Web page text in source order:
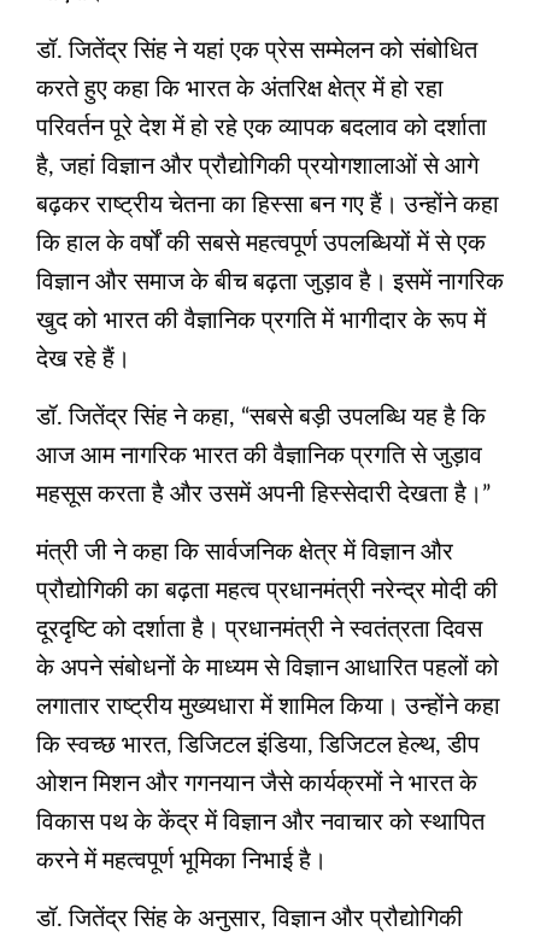
डॉ. जितेंद्र सिंह ने यहां एक प्रेस सम्‍मेलन को संबोधित
करते हुए कहा कि भारत के अंतरिक्ष क्षेत्र में हो रहा
परिवर्तन पूरे देश में हो रहे एक व्यापक बदलाव को दर्शाता
है, जहां विज्ञान और प्रौद्योगिकी प्रयोगशालाओं से आगे
बढ़कर राष्ट्रीय चेतना का हिस्सा बन गए हैं। उन्होंने कहा
कि हाल के वर्षों की सबसे महत्वपूर्ण उपलब्धियों में से एक
विज्ञान और समाज के बीच बढ़ता जुड़ाव है। इसमें नागरिक
खुद को भारत की वैज्ञानिक प्रगति में भागीदार के रूप में
देख रहे हैं।
डॉ. जितेंद्र सिंह ने कहा, “सबसे बड़ी उपलब्धि यह है कि
आज आम नागरिक भारत की वैज्ञानिक प्रगति से जुड़ाव
महसूस करता है और उसमें अपनी हिस्सेदारी देखता है।”
मंत्री जी ने कहा कि सार्वजनिक क्षेत्र में विज्ञान और
प्रौद्योगिकी का बढ़ता महत्व प्रधानमंत्री नरेन्‍द्र मोदी की
दूरदृष्टि को दर्शाता है। प्रधानमंत्री ने स्वतंत्रता दिवस
के अपने संबोधनों के माध्यम से विज्ञान आधारित पहलों को
लगातार राष्ट्रीय मुख्यधारा में शामिल किया। उन्होंने कहा
कि स्वच्छ भारत, डिजिटल इंडिया, डिजिटल हेल्थ, डीप
ओशन मिशन और गगनयान जैसे कार्यक्रमों ने भारत के
विकास पथ के केंद्र में विज्ञान और नवाचार को स्थापित
करने में महत्वपूर्ण भूमिका निभाई है।
डॉ. जितेंद्र सिंह के अनुसार, विज्ञान और प्रौद्योगिकी